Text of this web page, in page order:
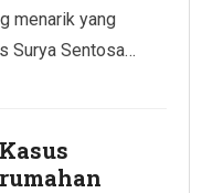
menarik yang
Surya Sentosa…